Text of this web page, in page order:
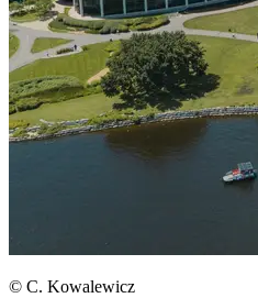
© C. Kowalewicz